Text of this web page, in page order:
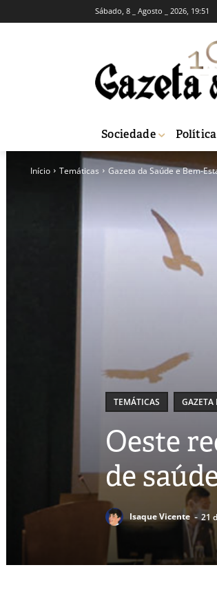
Sábado, 8 _ Agosto _ 2026, 19:51
Sociedade Política
Início Temáticas Gazeta da Saúde e Bem-
TEMÁTICAS GAZETA
Oeste
de
Isaque Vicente - 21